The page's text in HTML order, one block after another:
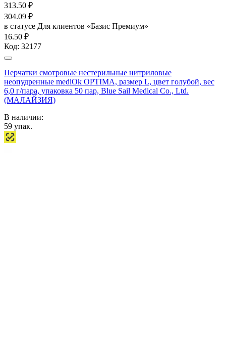
313.50 ₽
304.09 ₽
в статусе Для клиентов «Базис Премиум»
16.50 ₽
Код: 32177
Перчатки смотровые нестерильные нитриловые
неопудренные mediOk OPTIMA, размер L, цвет голубой, вес
6,0 г/пара, упаковка 50 пар, Blue Sail Medical Co., Ltd.
(МАЛАЙЗИЯ)
В наличии:
59 упак.